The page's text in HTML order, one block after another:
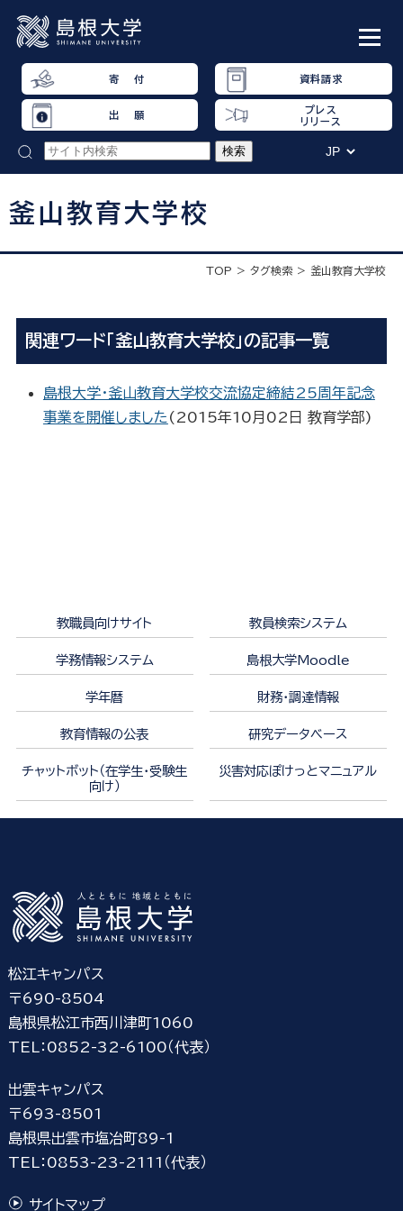
寄 付 資料請求
出 願
プレス
リリース
釜山教育大学校
TOP タグ検索 釜山教育大学校
関連ワード「釜山教育大学校」の記事一覧
島根大学・釜山教育大学校交流協定締結25周年記念
事業を開催しました ( 2015年10月02日 教育学部)
教職員向けサイト 教員検索システム
学務情報システム 島根大学Moodle
学年暦 財務・調達情報
教育情報の公表 研究データベース
チャットボット（在学生・受験生
向け）
災害対応ぽけっとマニュアル
松江キャンパス
〒690-8504
島根県松江市西川津町1060
TEL：0852-32-6100（代表）
出雲キャンパス
〒693-8501
島根県出雲市塩冶町89-1
TEL：0853-23-2111（代表）
サイトマップ